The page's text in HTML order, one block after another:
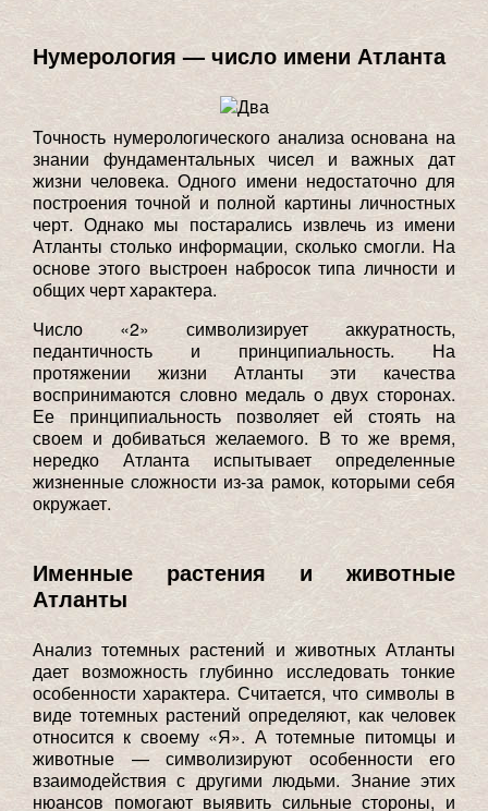
Нумерология — число имени Атланта
Точность нумерологического анализа основана на
знании фундаментальных чисел и важных дат
жизни человека. Одного имени недостаточно для
построения точной и полной картины личностных
черт. Однако мы постарались извлечь из имени
Атланты столько информации, сколько смогли. На
основе этого выстроен набросок типа личности и
общих черт характера.
Число «2» символизирует аккуратность,
педантичность и принципиальность. На
протяжении жизни Атланты эти качества
воспринимаются словно медаль о двух сторонах.
Ее принципиальность позволяет ей стоять на
своем и добиваться желаемого. В то же время,
нередко Атланта испытывает определенные
жизненные сложности из-за рамок, которыми себя
окружает.
Именные растения и животные
Атланты
Анализ тотемных растений и животных Атланты
дает возможность глубинно исследовать тонкие
особенности характера. Считается, что символы в
виде тотемных растений определяют, как человек
относится к своему «Я». А тотемные питомцы и
животные — символизируют особенности его
взаимодействия с другими людьми. Знание этих
нюансов помогают выявить сильные стороны, и